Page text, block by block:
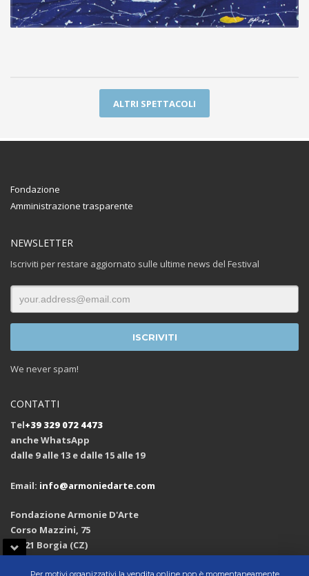
Per motivi organizzativi la vendita online non è momentaneamente
ALTRI SPETTACOLI
Fondazione
Amministrazione trasparente
NEWSLETTER
Iscriviti per restare aggiornato sulle ultime news del Festival
We never spam!
CONTATTI
Tel+39 329 072 4473
anche WhatsApp
dalle 9 alle 13 e dalle 15 alle 19
Email: info@armoniedarte.com
Fondazione Armonie D'Arte
Corso Mazzini, 75
88021 Borgia (CZ)